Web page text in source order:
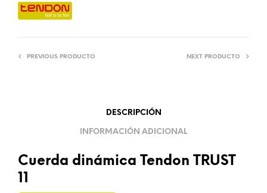
PREVIOUS PRODUCTO NEXT PRODUCTO
DESCRIPCIÓN
INFORMACIÓN ADICIONAL
Cuerda dinámica Tendon TRUST
11